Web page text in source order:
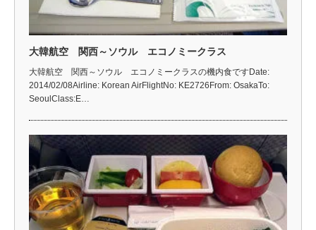
大韓航空 関西～ソウル エコノミークラス
大韓航空 関西～ソウル エコノミークラスの機内食ですDate:
2014/02/08Airline: Korean AirFlightNo: KE2726From: OsakaTo:
SeoulClass:E…